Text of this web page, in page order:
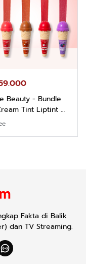
Beauty - Bundle
Tint Liptint All
Fakta di Balik
dan TV Streaming.